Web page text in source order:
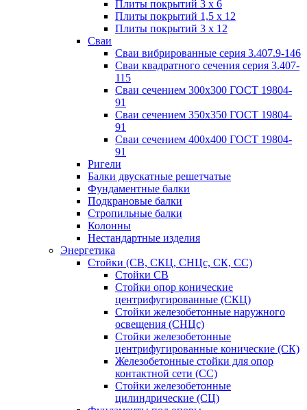
Плиты покрытий 3 x 6
Плиты покрытий 1,5 x 12
Плиты покрытий 3 x 12
Сваи
Сваи вибрированные серия 3.407.9-146
Сваи квадратного сечения серия 3.407-
115
Сваи сечением 300х300 ГОСТ 19804-
91
Сваи сечением 350х350 ГОСТ 19804-
91
Сваи сечением 400х400 ГОСТ 19804-
91
Ригели
Балки двускатные решетчатые
Фундаментные балки
Подкрановые балки
Стропильные балки
Колонны
Нестандартные изделия
Энергетика
Стойки (СВ, СКЦ, СНЦс, СК, СС)
Стойки СВ
Стойки опор конические
центрифугированные (СКЦ)
Стойки железобетонные наружного
освещения (СНЦс)
Стойки железобетонные
центрифугированные конические (СК)
Железобетонные стойки для опор
контактной сети (СС)
Стойки железобетонные
цилиндрические (СЦ)